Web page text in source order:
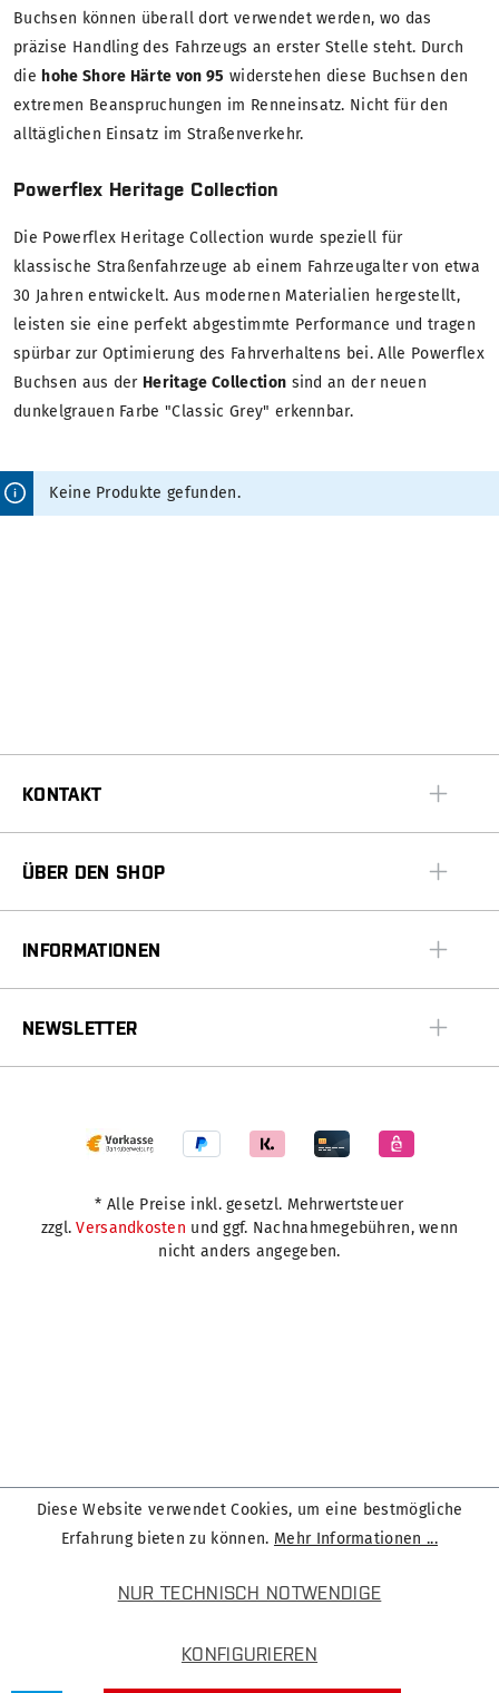
Buchsen können überall dort verwendet werden, wo das
präzise Handling des Fahrzeugs an erster Stelle steht. Durch
die hohe Shore Härte von 95 widerstehen diese Buchsen den
extremen Beanspruchungen im Renneinsatz. Nicht für den
alltäglichen Einsatz im Straßenverkehr.
Powerflex Heritage Collection
Die Powerflex Heritage Collection wurde speziell für
klassische Straßenfahrzeuge ab einem Fahrzeugalter von etwa
30 Jahren entwickelt. Aus modernen Materialien hergestellt,
leisten sie eine perfekt abgestimmte Performance und tragen
spürbar zur Optimierung des Fahrverhaltens bei. Alle Powerflex
Buchsen aus der Heritage Collection sind an der neuen
dunkelgrauen Farbe "Classic Grey" erkennbar.
Keine Produkte gefunden.
KONTAKT
ÜBER DEN SHOP
INFORMATIONEN
NEWSLETTER
* Alle Preise inkl. gesetzl. Mehrwertsteuer
zzgl.Versandkosten und ggf. Nachnahmegebühren, wenn
nicht anders angegeben.
Diese Website verwendet Cookies, um eine bestmögliche
Erfahrung bieten zu können. Mehr Informationen ...
NUR TECHNISCH NOTWENDIGE
KONFIGURIEREN